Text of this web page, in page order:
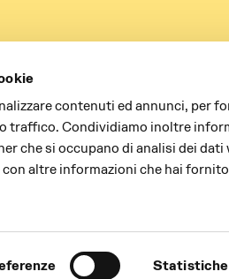
contenuti ed annunci, per
traffico. Condividiamo inoltre
che si occupano di analisi dei dati
altre informazioni che hai
Statistiche